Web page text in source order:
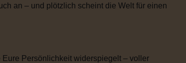
an – und plötzlich scheint die Welt für einen
Persönlichkeit widerspiegelt – voller